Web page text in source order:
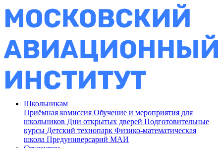
Школьникам
Приёмная комиссия Обучение и мероприятия для
школьников Дни открытых дверей Подготовительные
курсы Детский технопарк Физико-математическая
школа Предуниверсарий МАИ